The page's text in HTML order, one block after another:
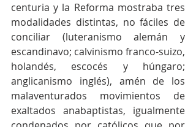
centuria y la Reforma mostraba tres
modalidades distintas, no fáciles de
conciliar (luteranismo alemán y
escandinavo; calvinismo franco-suizo,
holandés, escocés y húngaro;
anglicanismo inglés), amén de los
malaventurados movimientos de
exaltados anabaptistas, igualmente